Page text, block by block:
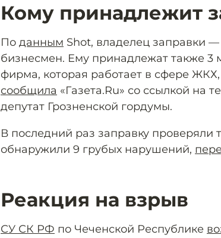
Кому принадлежит
По данным Shot, владелец заправки
бизнесмен. Ему принадлежат также 3
фирма, которая работает в сфере
сообщила «Газета.Ru» со ссылкой на
депутат Грозненской гордумы.
В последний раз заправку проверяли
обнаружили 9 грубых нарушений,
Реакция на взрыв
СУ СК РФ по Чеченской Республике